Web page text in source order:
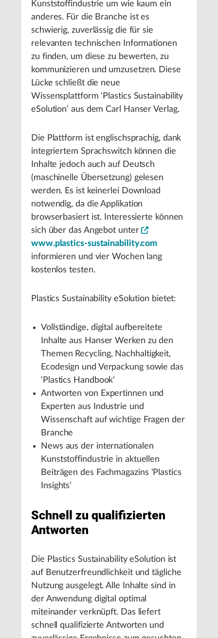
Kunststoffindustrie um wie kaum ein
anderes. Für die Branche ist es
schwierig, zuverlässig die für sie
relevanten technischen Informationen
zu finden, um diese zu bewerten, zu
kommunizieren und umzusetzen. Diese
Lücke schließt die neue
Wissensplattform ‘Plastics Sustainability
eSolution‘ aus dem Carl Hanser Verlag.
Die Plattform ist englischsprachig, dank
integriertem Sprachswitch können die
Inhalte jedoch auch auf Deutsch
(maschinelle Übersetzung) gelesen
werden. Es ist keinerlei Download
notwendig, da die Applikation
browserbasiert ist. Interessierte können
sich über das Angebot unter
www.plastics-sustainability.com
informieren und vier Wochen lang
kostenlos testen.
Plastics Sustainability eSolution bietet:
Vollständige, digital aufbereitete
Inhalte aus Hanser Werken zu den
Themen Recycling, Nachhaltigkeit,
Ecodesign und Verpackung sowie das
‘Plastics Handbook‘
Antworten von Expertinnen und
Experten aus Industrie und
Wissenschaft auf wichtige Fragen der
Branche
News aus der internationalen
Kunststoffindustrie in aktuellen
Beiträgen des Fachmagazins ‘Plastics
Insights‘
Schnell zu qualifizierten
Antworten
Die Plastics Sustainability eSolution ist
auf Benutzerfreundlichkeit und tägliche
Nutzung ausgelegt. Alle Inhalte sind in
der Anwendung digital optimal
miteinander verknüpft. Das liefert
schnell qualifizierte Antworten und